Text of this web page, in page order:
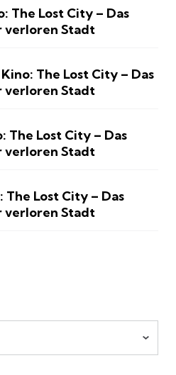
The Lost City – Das
verloren Stadt
The Lost City – Das
verloren Stadt
The Lost City – Das
verloren Stadt
The Lost City – Das
verloren Stadt